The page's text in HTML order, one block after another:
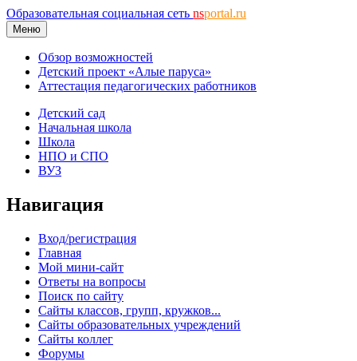
Образовательная социальная сеть nsportal.ru
Меню
Обзор возможностей
Детский проект «Алые паруса»
Аттестация педагогических работников
Детский сад
Начальная школа
Школа
НПО и СПО
ВУЗ
Навигация
Вход/регистрация
Главная
Мой мини-сайт
Ответы на вопросы
Поиск по сайту
Сайты классов, групп, кружков...
Сайты образовательных учреждений
Сайты коллег
Форумы